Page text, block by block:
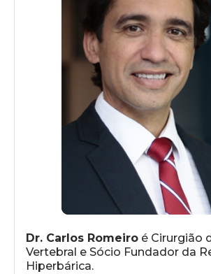
Dr. Carlos Romeiro é Cirurgião
Vertebral e Sócio Fundador da
Hiperbárica.